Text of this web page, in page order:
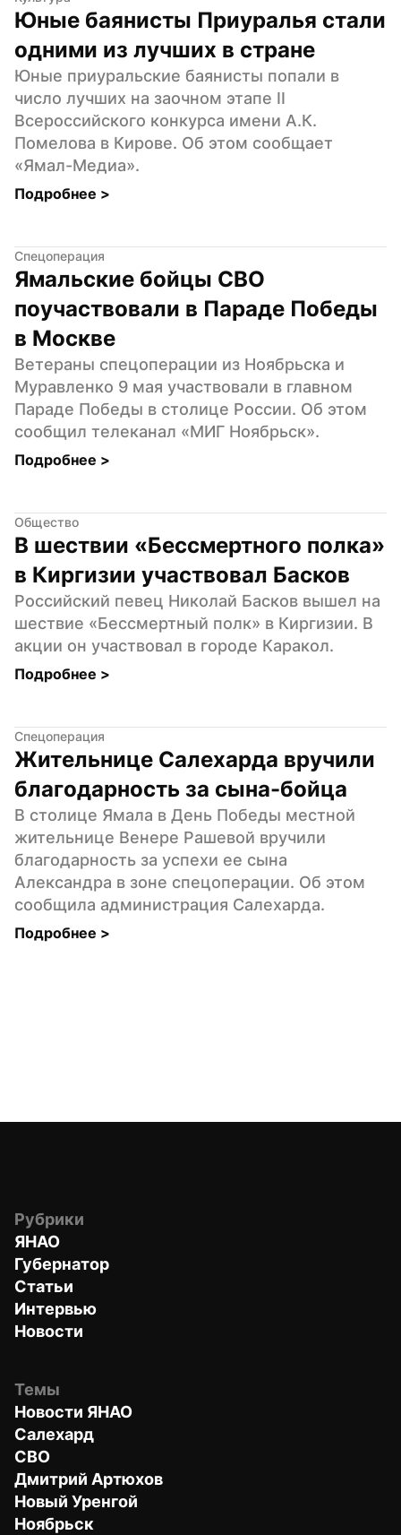
Юные баянисты Приуралья стали
одними из лучших в стране
Юные приуральские баянисты попали в
число лучших на заочном этапе II
Всероссийского конкурса имени А.К.
Помелова в Кирове. Об этом сообщает
«Ямал-Медиа».
Подробнее >
Спецоперация
Ямальские бойцы СВО
поучаствовали в Параде Победы
в Москве
Ветераны спецоперации из Ноябрьска и
Муравленко 9 мая участвовали в главном
Параде Победы в столице России. Об этом
сообщил телеканал «МИГ Ноябрьск».
Подробнее >
Общество
В шествии «Бессмертного полка»
в Киргизии участвовал Басков
Российский певец Николай Басков вышел на
шествие «Бессмертный полк» в Киргизии. В
акции он участвовал в городе Каракол.
Подробнее >
Спецоперация
Жительнице Салехарда вручили
благодарность за сына-бойца
В столице Ямала в День Победы местной
жительнице Венере Рашевой вручили
благодарность за успехи ее сына
Александра в зоне спецоперации. Об этом
сообщила администрация Салехарда.
Подробнее >
Рубрики
ЯНАО
Губернатор
Статьи
Интервью
Новости
Темы
Новости ЯНАО
Салехард
СВО
Дмитрий Артюхов
Новый Уренгой
Ноябрьск